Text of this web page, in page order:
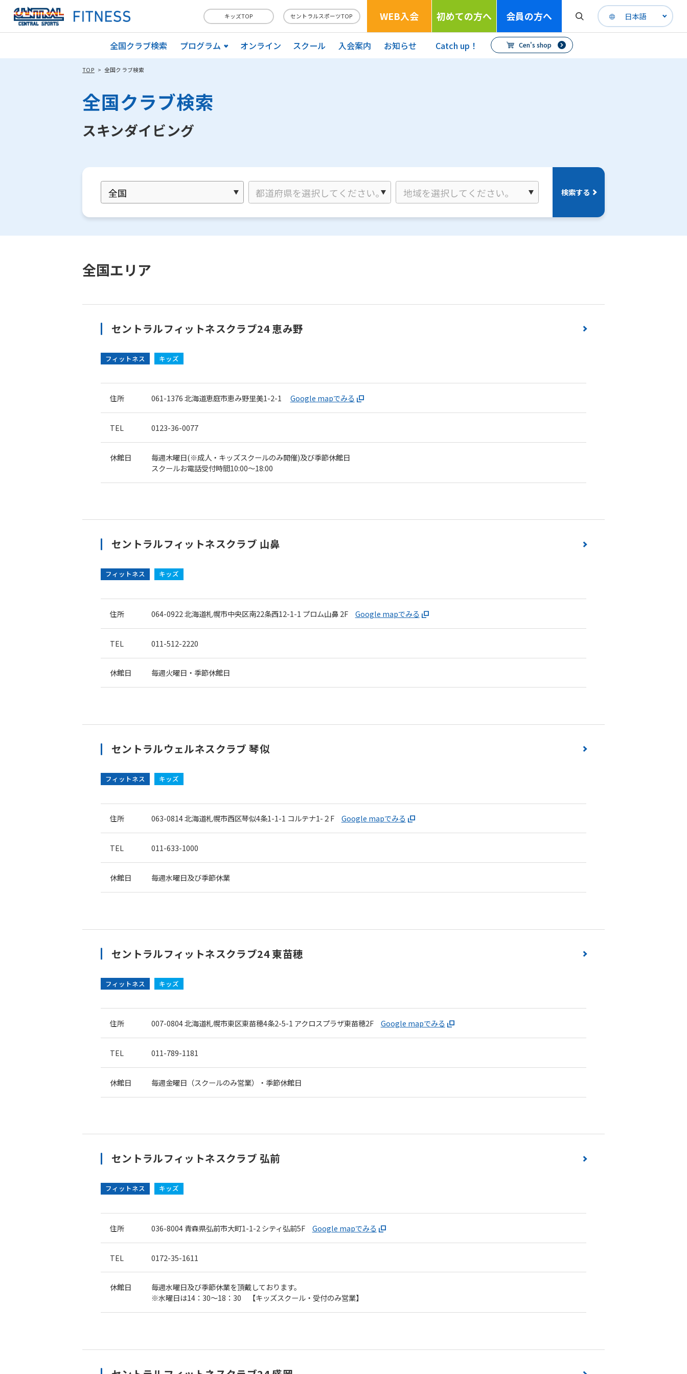
キッズTOP セントラルスポーツTOP WEB入会 初めての方へ 会員の方へ 日本語
全国クラブ検索 プログラム オンライン スクール 入会案内 お知らせ Catch up！ Cen's shop
TOP 全国クラブ検索
全国クラブ検索
スキンダイビング
検索する
全国エリア
セントラルフィットネスクラブ24 恵み野
フィットネス キッズ
住所 061-1376北海道恵庭市恵み野里美1-2-1 Google mapでみる
TEL 0123-36-0077
休館日
毎週木曜日(※成人・キッズスクールのみ開催)及び季節休館日
スクールお電話受付時間10:00～18:00
セントラルフィットネスクラブ 山鼻
フィットネス キッズ
住所 064-0922北海道札幌市中央区南22条西12-1-1 プロム山鼻 2F Google mapでみる
TEL 011-512-2220
休館日 毎週火曜日・季節休館日
セントラルウェルネスクラブ 琴似
フィットネス キッズ
住所 063-0814北海道札幌市西区琴似4条1-1-1 コルテナ1-２F Google mapでみる
TEL 011-633-1000
休館日 毎週水曜日及び季節休業
セントラルフィットネスクラブ24 東苗穂
フィットネス キッズ
住所 007-0804北海道札幌市東区東苗穂4条2-5-1 アクロスプラザ東苗穂2F Google mapでみる
TEL 011-789-1181
休館日 毎週金曜日（スクールのみ営業）・季節休館日
セントラルフィットネスクラブ 弘前
フィットネス キッズ
住所 036-8004 青森県弘前市大町1-1-2 シティ弘前5F Google mapでみる
TEL 0172-35-1611
休館日
毎週水曜日及び季節休業を頂戴しております。
※水曜日は14：30〜18：30 【キッズスクール・受付のみ営業】
For foreigners
the top page.
translation service, the Japanese
original content. We ask that you
fully understand this before using
the service.